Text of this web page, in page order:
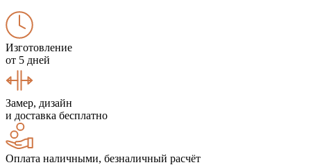
Изготовление
от 5 дней
Замер, дизайн
и доставка бесплатно
Оплата наличными, безналичный расчёт